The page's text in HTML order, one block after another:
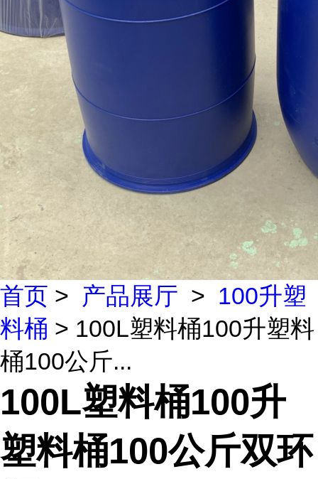
首页 > 产品展厅 > 100升塑
料桶 > 100L塑料桶100升塑料
桶100公斤...
100L塑料桶100升
塑料桶100公斤双环